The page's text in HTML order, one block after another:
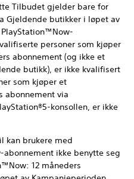
Tilbudet gjelder bare for
Gjeldende butikker i løpet av
personer som kjøper
abonnement (og ikke et
butikk), er ikke kvalifisert
som kjøper et
abonnement via
konsollen, er ikke
brukere med
ikke benytte seg
12 måneders